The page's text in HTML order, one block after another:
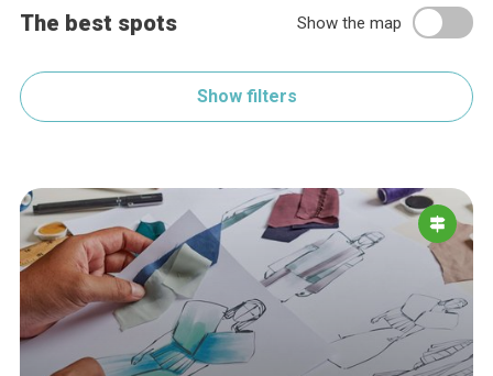
The best spots Show the map
Show filters